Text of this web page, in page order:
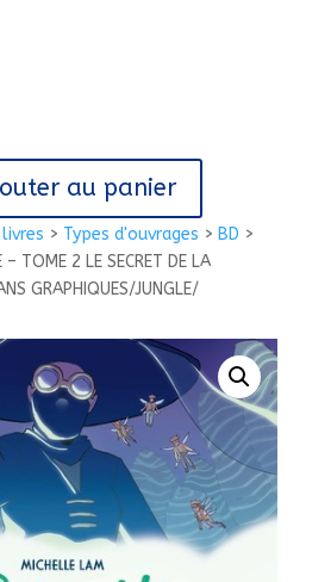
> Types d'ouvrages > BD >
– TOME 2 LE SECRET DE LA
GRAPHIQUES/JUNGLE/
au panier